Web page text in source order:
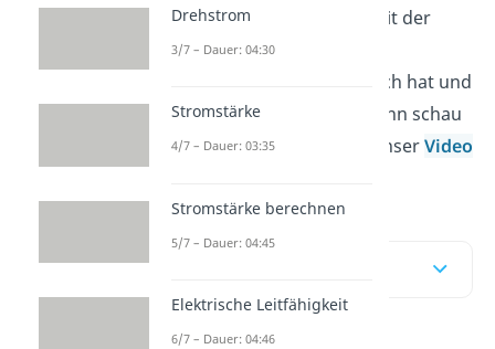
Du willst wissen, was es mit der
Leerlaufspannung
auf sich hat und
wie du sie berechnest? Dann schau
dir unseren Beitrag und unserVideo
Drehstrom
3/7 – Dauer: 04:30
Stromstärke
4/7 – Dauer: 03:35
Stromstärke berechnen
5/7 – Dauer: 04:45
Elektrische Leitfähigkeit
6/7 – Dauer: 04:46